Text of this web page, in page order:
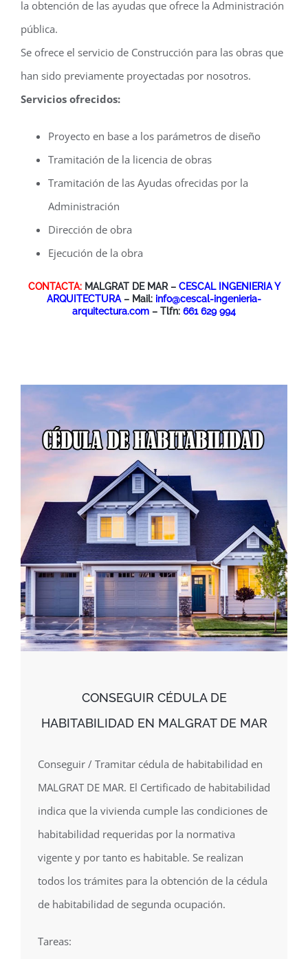
la obtención de las ayudas que ofrece la Administración
pública.
Se ofrece el servicio de Construcción para las obras que
han sido previamente proyectadas por nosotros.
Servicios ofrecidos:
Proyecto en base a los parámetros de diseño
Tramitación de la licencia de obras
Tramitación de las Ayudas ofrecidas por la
Administración
Dirección de obra
Ejecución de la obra
CONTACTA:MALGRAT DE MAR – CESCAL INGENIERIA Y
ARQUITECTURA – Mail: info@cescal-ingenieria-
arquitectura.com – Tlfn: 661 629 994
CONSEGUIR CÉDULA DE
HABITABILIDAD EN MALGRAT DE MAR
Conseguir / Tramitar cédula de habitabilidad en
MALGRAT DE MAR. El Certificado de habitabilidad
indica que la vivienda cumple las condiciones de
habitabilidad requeridas por la normativa
vigente y por tanto es habitable. Se realizan
todos los trámites para la obtención de la cédula
de habitabilidad de segunda ocupación.
Tareas: